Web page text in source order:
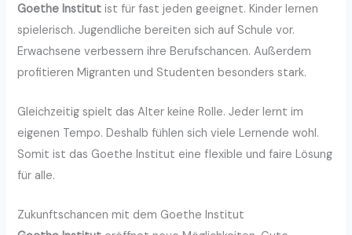
Goethe Institut ist für fast jeden geeignet. Kinder lernen
spielerisch. Jugendliche bereiten sich auf Schule vor.
Erwachsene verbessern ihre Berufschancen. Außerdem
profitieren Migranten und Studenten besonders stark.
Gleichzeitig spielt das Alter keine Rolle. Jeder lernt im
eigenen Tempo. Deshalb fühlen sich viele Lernende wohl.
Somit ist das Goethe Institut eine flexible und faire Lösung
für alle.
Zukunftschancen mit dem Goethe Institut